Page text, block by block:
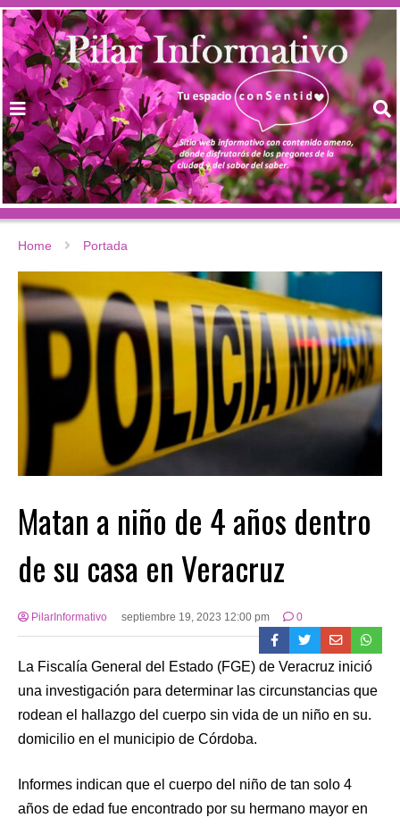
Home Portada
Matan a niño de 4 años dentro
de su casa en Veracruz
PilarInformativo septiembre 19, 2023 12:00 pm 0
La Fiscalía General del Estado (FGE) de Veracruz inició
una investigación para determinar las circunstancias que
rodean el hallazgo del cuerpo sin vida de un niño en su.
domicilio en el municipio de Córdoba.
Informes indican que el cuerpo del niño de tan solo 4
años de edad fue encontrado por su hermano mayor en